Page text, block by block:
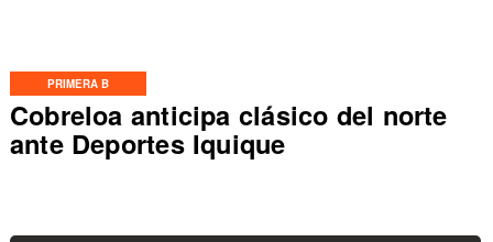
PRIMERA B
Cobreloa anticipa clásico del norte
ante Deportes Iquique